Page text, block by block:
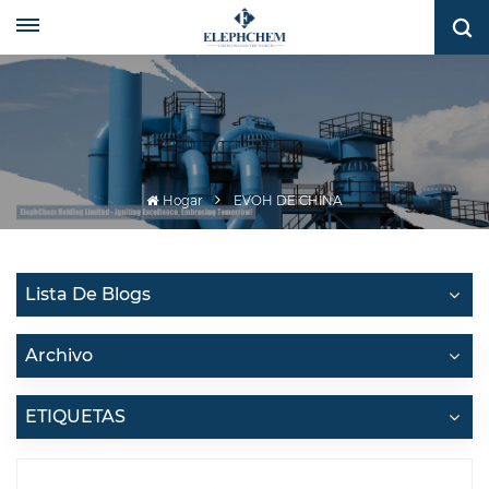
Hogar EVOH DE CHINA
Lista De Blogs
Archivo
ETIQUETAS